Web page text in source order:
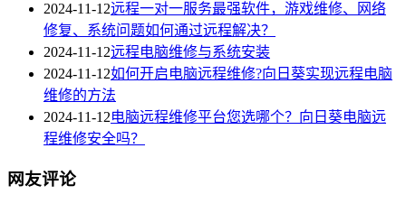
2024-11-12远程一对一服务最强软件，游戏维修、网络
修复、系统问题如何通过远程解决？
2024-11-12远程电脑维修与系统安装
2024-11-12如何开启电脑远程维修?向日葵实现远程电脑
维修的方法
2024-11-12电脑远程维修平台您选哪个？向日葵电脑远
程维修安全吗？
网友评论